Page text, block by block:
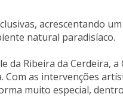
acrescentando
natural paradisíaco.
Ribeira da Cerdeira, a
as intervenções
muito especial,